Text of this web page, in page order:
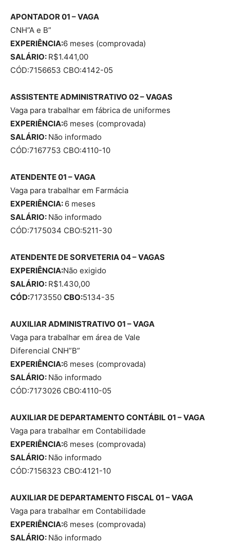
APONTADOR 01 – VAGA
CNH”A e B”
EXPERIÊNCIA:6 meses (comprovada)
SALÁRIO: R$1.441,00
CÓD:7156653 CBO:4142-05
ASSISTENTE ADMINISTRATIVO 02 – VAGAS
Vaga para trabalhar em fábrica de uniformes
EXPERIÊNCIA:6 meses (comprovada)
SALÁRIO: Não informado
CÓD:7167753 CBO:4110-10
ATENDENTE 01 – VAGA
Vaga para trabalhar em Farmácia
EXPERIÊNCIA: 6 meses
SALÁRIO: Não informado
CÓD:7175034 CBO:5211-30
ATENDENTE DE SORVETERIA 04 – VAGAS
EXPERIÊNCIA:Não exigido
SALÁRIO: R$1.430,00
CÓD:7173550 CBO:5134-35
AUXILIAR ADMINISTRATIVO 01 – VAGA
Vaga para trabalhar em área de Vale
Diferencial CNH”B”
EXPERIÊNCIA:6 meses (comprovada)
SALÁRIO: Não informado
CÓD:7173026 CBO:4110-05
AUXILIAR DE DEPARTAMENTO CONTÁBIL 01 – VAGA
Vaga para trabalhar em Contabilidade
EXPERIÊNCIA:6 meses (comprovada)
SALÁRIO: Não informado
CÓD:7156323 CBO:4121-10
AUXILIAR DE DEPARTAMENTO FISCAL 01 – VAGA
Vaga para trabalhar em Contabilidade
EXPERIÊNCIA:6 meses (comprovada)
SALÁRIO: Não informado